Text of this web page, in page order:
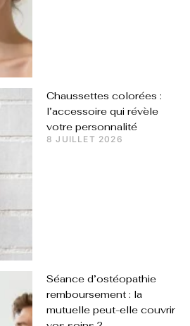
Chaussettes colorées :
l’accessoire qui révèle
votre personnalité
8 JUILLET 2026
Séance d’ostéopathie
remboursement : la
mutuelle peut-elle couvrir